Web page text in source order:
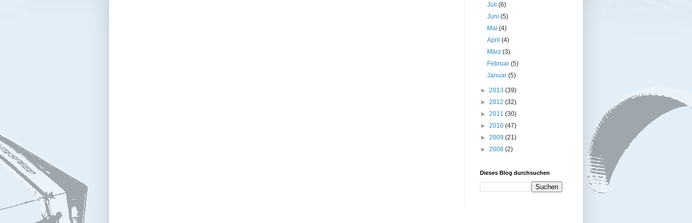
Juli(6)
Juni(5)
Mai(4)
April(4)
März(3)
Februar(5)
Januar(5)
► 2013 (39)
► 2012 (32)
► 2011 (30)
► 2010 (47)
► 2009 (21)
► 2008 (2)
Dieses Blog durchsuchen